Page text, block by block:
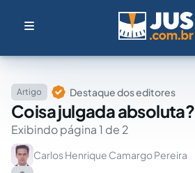
Artigo Destaque dos editores
Coisa julgada absoluta?
Exibindo página 1 de 2
Carlos Henrique Camargo Pereira